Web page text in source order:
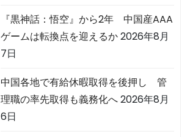
『黒神話：悟空』から2年 中国産AAA
ゲームは転換点を迎えるか2026年8月
7日
中国各地で有給休暇取得を後押し 管
理職の率先取得も義務化へ2026年8月
6日